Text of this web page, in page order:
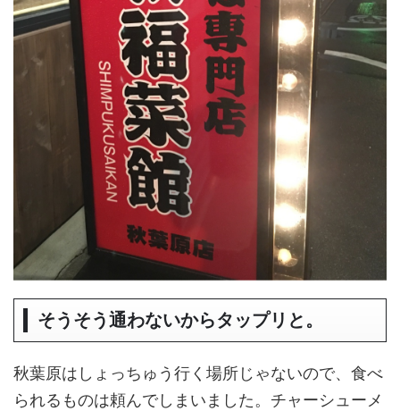
そうそう通わないからタップリと。
秋葉原はしょっちゅう行く場所じゃないので、食べ
られるものは頼んでしまいました。チャーシューメ